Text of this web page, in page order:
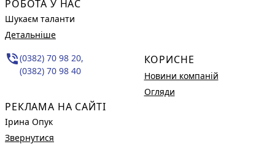
РОБОТА У НАС
Шукаєм таланти
Детальніше
phone_in_talk(0382) 70 98 20,
(0382) 70 98 40
РЕКЛАМА НА САЙТІ
Ірина Опук
Звернутися
КОРИСНЕ
Новини компаній
Огляди